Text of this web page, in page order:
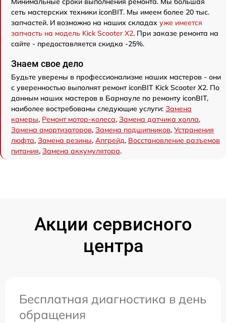
сеть мастерских техники iconBIT. Мы имеем более 20 тыс.
запчастей. И возможно на наших складах уже имеется
запчасть на модель Kick Scooter X2. При заказе ремонта на
сайте - предоставляется скидка -25%.
Знаем свое дело
Будьте уверены в профессионализме наших мастеров - они
с уверенностью выполнят ремонт iconBIT Kick Scooter X2. По
данным наших мастеров в Барнауле по ремонту iconBIT,
наиболее востребованы следующие услуги: Замена
камеры, Ремонт мотор-колеса, Замена датчика холла,
Замена амортизаторов, Замена подшипников, Устранения
люфта, Замена резины, Апгрейд, Восстановление разъемов
питания, Замена аккумулятора.
Акции сервисного
центра
Бесплатная диагностика в день
обращения